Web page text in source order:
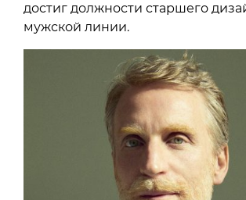
достиг должности старшего
мужской линии.